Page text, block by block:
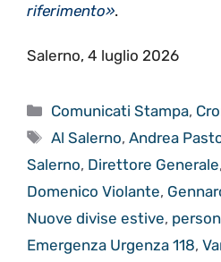
riferimento».
Salerno, 4 luglio 2026
Categorie
Comunicati Stampa,
Tag
Al Salerno,Andrea
Salerno, Direttore Generale,
Domenico Violante,
Nuove divise estive,
Emergenza Urgenza 118,